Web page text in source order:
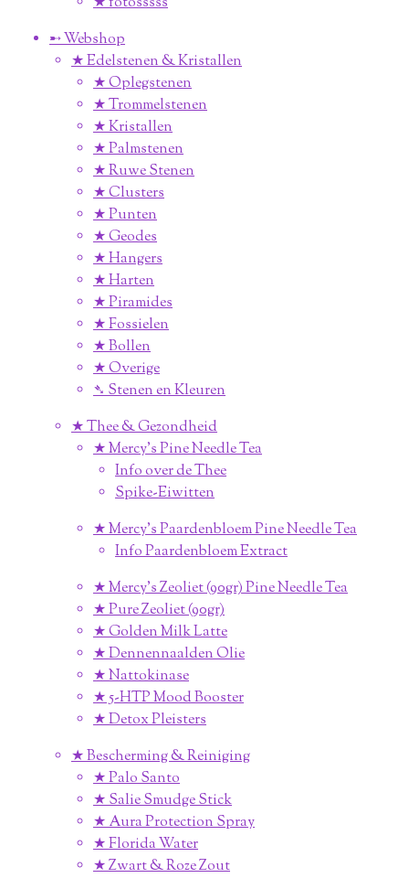
➸ Webshop
★ Edelstenen & Kristallen
★ Oplegstenen
★ Trommelstenen
★ Kristallen
★ Palmstenen
★ Ruwe Stenen
★ Clusters
★ Punten
★ Geodes
★ Hangers
★ Harten
★ Piramides
★ Fossielen
★ Bollen
★ Overige
➴ Stenen en Kleuren
★ Thee & Gezondheid
★ Mercy's Pine Needle Tea
Info over de Thee
Spike-Eiwitten
★ Mercy's Paardenbloem Pine Needle Tea
Info Paardenbloem Extract
★ Mercy's Zeoliet (90gr) Pine Needle Tea
★ Pure Zeoliet (90gr)
★ Golden Milk Latte
★ Dennennaalden Olie
★ Nattokinase
★ 5-HTP Mood Booster
★ Detox Pleisters
★ Bescherming & Reiniging
★ Palo Santo
★ Salie Smudge Stick
★ Aura Protection Spray
★ Florida Water
★ Zwart & Roze Zout